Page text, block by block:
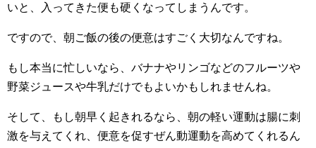
いと、入ってきた便も硬くなってしまうんです。
ですので、朝ご飯の後の便意はすごく大切なんですね。
もし本当に忙しいなら、バナナやリンゴなどのフルーツや
野菜ジュースや牛乳だけでもよいかもしれませんね。
そして、もし朝早く起きれるなら、朝の軽い運動は腸に刺
激を与えてくれ、便意を促すぜん動運動を高めてくれるん